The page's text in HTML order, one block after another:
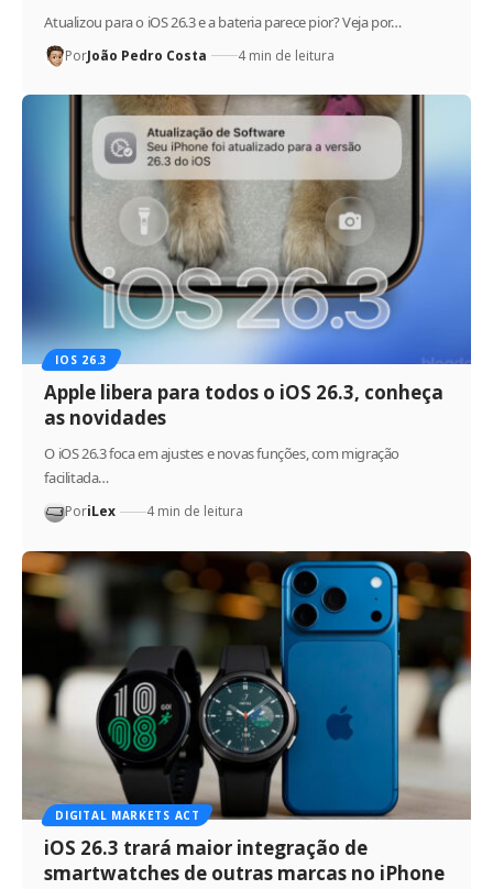
Atualizou para o iOS 26.3 e a bateria parece pior? Veja por…
PorJoão Pedro Costa 4 min de leitura
IOS 26.3
Apple libera para todos o iOS 26.3, conheça
as novidades
O iOS 26.3 foca em ajustes e novas funções, com migração
facilitada…
PoriLex 4 min de leitura
DIGITAL MARKETS ACT
iOS 26.3 trará maior integração de
smartwatches de outras marcas no iPhone